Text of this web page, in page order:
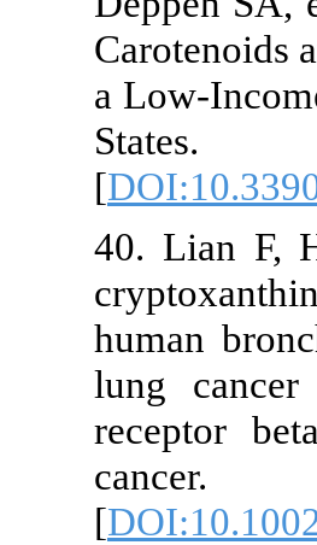
a Low-
[
40.
human
lung
[